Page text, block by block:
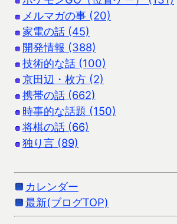
メルマガの事 (20)
家電の話 (45)
開発情報 (388)
技術的な話 (100)
京田辺・枚方 (2)
携帯の話 (662)
時事的な話題 (150)
将棋の話 (66)
独り言 (89)
カレンダー
最新(ブログTOP)